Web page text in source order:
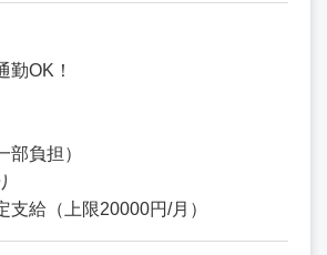
勤OK！
部負担）
支給（上限20000円/月）